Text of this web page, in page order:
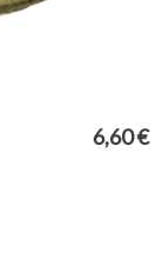
6,60 €